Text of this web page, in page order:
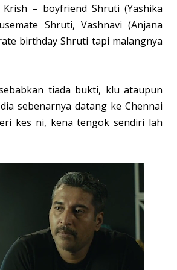
– boyfriend Shruti (Yashika
Shruti, Vashnavi (Anjana
birthday Shruti tapi malangnya
tiada bukti, klu ataupun
sebenarnya datang ke Chennai
kes ni, kena tengok sendiri lah